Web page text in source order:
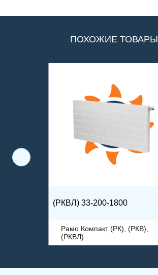
ПОХОЖИЕ ТОВАРЫ
(РКВЛ) 33-200-1800
Рамо Компакт (РК), (РКВ),
(РКВЛ)